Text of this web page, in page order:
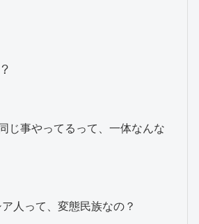
じ事やってるって、一体なんな
って、変態民族なの？